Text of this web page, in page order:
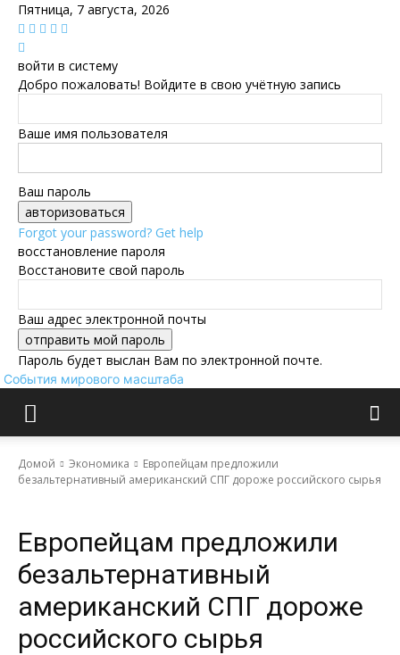
Пятница, 7 августа, 2026
войти в систему
Добро пожаловать! Войдите в свою учётную запись
Ваше имя пользователя
Ваш пароль
Forgot your password? Get help
восстановление пароля
Восстановите свой пароль
Ваш адрес электронной почты
Пароль будет выслан Вам по электронной почте.
События мирового масштаба
Домой Экономика
Европейцам предложили
безальтернативный американский СПГ дороже российского сырья
Европейцам предложили
безальтернативный
американский СПГ дороже
российского сырья